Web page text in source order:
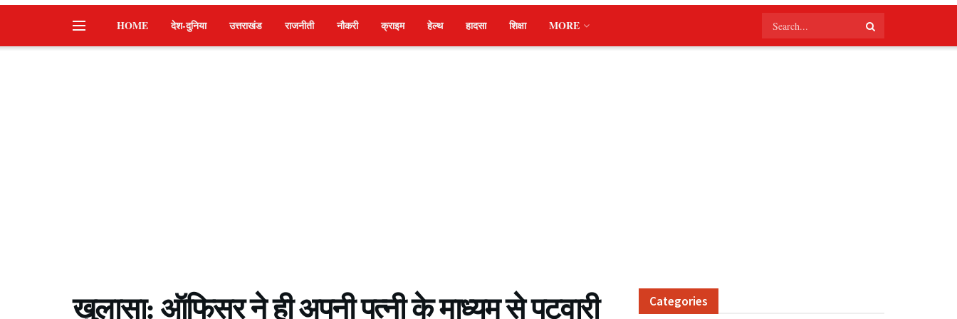
HOME देश-दुनिया उत्तराखंड राजनीती नौकरी क्राइम हेल्थ हादसा शिक्षा MORE
खुलासा: ऑफिसर ने ही अपनी पत्नी के माध्यम से पटवारी Categories